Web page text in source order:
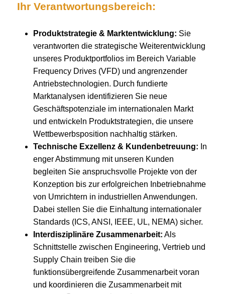
Ihr Verantwortungsbereich:
Produktstrategie & Marktentwicklung: Sie
verantworten die strategische Weiterentwicklung
unseres Produktportfolios im Bereich Variable
Frequency Drives (VFD) und angrenzender
Antriebstechnologien. Durch fundierte
Marktanalysen identifizieren Sie neue
Geschäftspotenziale im internationalen Markt
und entwickeln Produktstrategien, die unsere
Wettbewerbsposition nachhaltig stärken.
Technische Exzellenz & Kundenbetreuung: In
enger Abstimmung mit unseren Kunden
begleiten Sie anspruchsvolle Projekte von der
Konzeption bis zur erfolgreichen Inbetriebnahme
von Umrichtern in industriellen Anwendungen.
Dabei stellen Sie die Einhaltung internationaler
Standards (ICS, ANSI, IEEE, UL, NEMA) sicher.
Interdisziplinäre Zusammenarbeit: Als
Schnittstelle zwischen Engineering, Vertrieb und
Supply Chain treiben Sie die
funktionsübergreifende Zusammenarbeit voran
und koordinieren die Zusammenarbeit mit